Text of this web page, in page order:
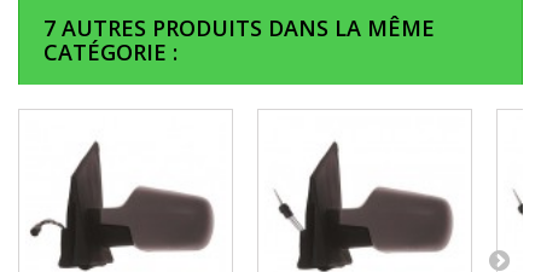
7 AUTRES PRODUITS DANS LA MÊME
CATÉGORIE :